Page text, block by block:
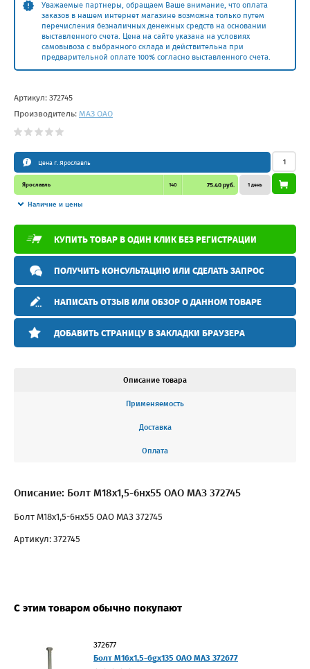
Уважаемые партнеры, обращаем Ваше внимание, что оплата
заказов в нашем интернет магазине возможна только путем
перечисления безналичных денежных средств на основании
выставленного счета. Цена на сайте указана на условиях
самовывоза с выбранного склада и действительна при
предварительной оплате 100% согласно выставленного счета.
Артикул: 372745
Производитель: МАЗ ОАО
Цена г. Ярославль
Ярославль 140 75.40 руб.
Наличие и цены
1 день
КУПИТЬ ТОВАР В ОДИН КЛИК БЕЗ РЕГИСТРАЦИИ
ПОЛУЧИТЬ КОНСУЛЬТАЦИЮ ИЛИ СДЕЛАТЬ ЗАПРОС
НАПИСАТЬ ОТЗЫВ ИЛИ ОБЗОР О ДАННОМ ТОВАРЕ
ДОБАВИТЬ СТРАНИЦУ В ЗАКЛАДКИ БРАУЗЕРА
Описание товара
Применяемость
Доставка
Оплата
Описание: Болт М18х1,5-6нх55 ОАО МАЗ 372745
Болт М18х1,5-6нх55 ОАО МАЗ 372745
Артикул: 372745
С этим товаром обычно покупают
372677
Болт М16х1,5-6gх135 ОАО МАЗ 372677